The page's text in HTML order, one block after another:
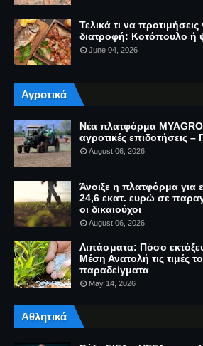
Τελικά τι να προτιμήσεις
διατροφή: Κοτόπουλο ή
June 04, 2026
Αγροτικά
Νέα πλατφόρμα
αγροτικές επιδοτήσεις
August 06, 2026
Άνοιξε η πλατφόρμα για
24,6 εκατ. ευρώ σε
οι δικαιούχοι
August 06, 2026
Λιπάσματα: Πόσο
Μέση Ανατολή τις τιμές
παραδείγματα
May 14, 2026
Αθλητικά